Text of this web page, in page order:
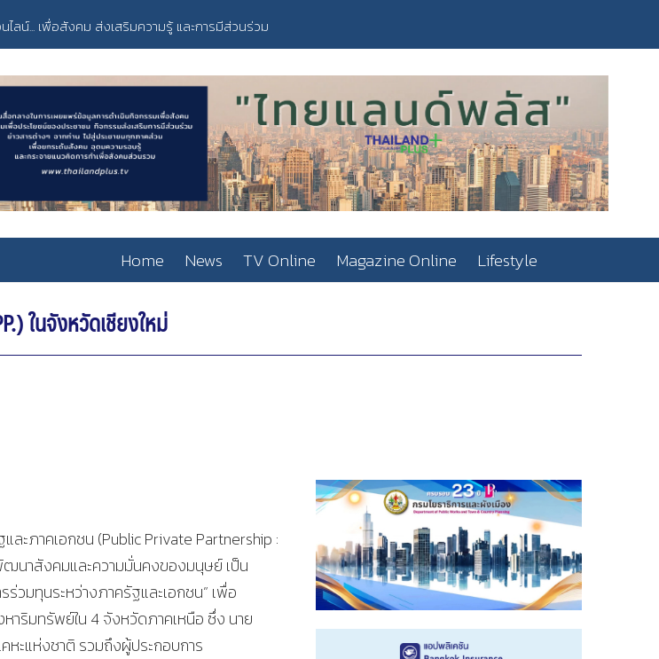
ลน์... เพื่อสังคม ส่งเสริมความรู้ และการมีส่วนร่วม
Home News TV Online Magazine Online Lifestyle
ในจังหวัดเชียงใหม่
ละภาคเอกชน (Public Private Partnership :
นาสังคมและความมั่นคงของมนุษย์ เป็น
ร่วมทุนระหว่างภาครัฐและเอกชน” เพื่อ
าริมทรัพย์ใน 4 จังหวัดภาคเหนือ ซึ่ง นาย
ะแห่งชาติ รวมถึงผู้ประกอบการ